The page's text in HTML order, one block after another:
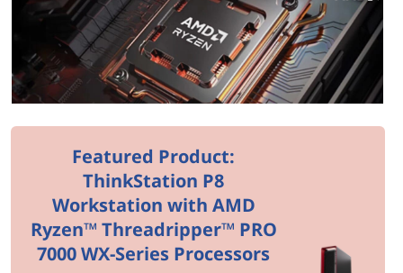
서
A
Featured Product:
ThinkStation P8
Workstation with AMD
Ryzen™ Threadripper™ PRO
7000 WX-Series Processors